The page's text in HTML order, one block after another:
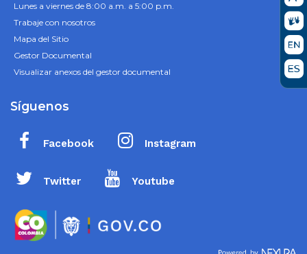
Lunes a viernes de 8:00 a.m. a 5:00 p.m.
Trabaje con nosotros
Mapa del Sitio
Gestor Documental
Visualizar anexos del gestor documental
Síguenos
Facebook Instagram
Twitter Youtube